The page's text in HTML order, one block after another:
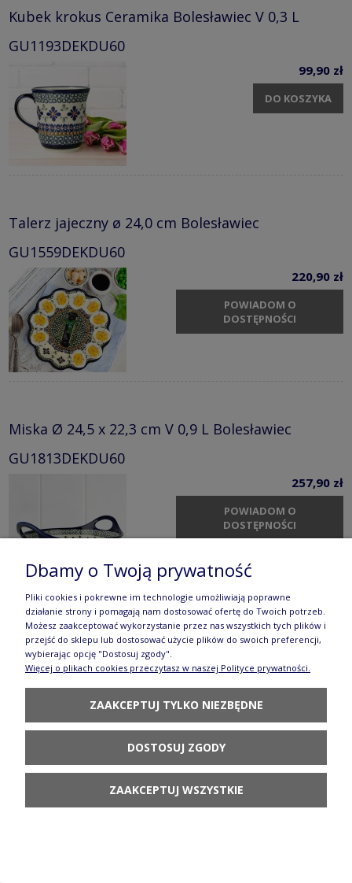
Kubek krokus Ceramika Bolesławiec V 0,3 L
GU1193DEKDU60
99,90 zł
DO KOSZYKA
Talerz jajeczny ø 24,0 cm Bolesławiec
GU1559DEKDU60
220,90 zł
POWIADOM O
DOSTĘPNOŚCI
Miska Ø 24,5 x 22,3 cm V 0,9 L Bolesławiec
GU1813DEKDU60
257,90 zł
POWIADOM O
DOSTĘPNOŚCI
Krzyż 19,5 x 11,8 cm GD1089DEKDU60
POWIADOM O
DOSTĘPNOŚCI
Filiżanka i spodek Ceramika Bolesławiec V 0,11 L
Dbamy o Twoją prywatność
Pliki cookies i pokrewne im technologie umożliwiają poprawne
działanie strony i pomagają nam dostosować ofertę do Twoich potrzeb.
Możesz zaakceptować wykorzystanie przez nas wszystkich tych plików i
przejść do sklepu lub dostosować użycie plików do swoich preferencji,
wybierając opcję "Dostosuj zgody".
Więcej o plikach cookies przeczytasz w naszej Polityce prywatności.
ZAAKCEPTUJ TYLKO NIEZBĘDNE
DOSTOSUJ ZGODY
ZAAKCEPTUJ WSZYSTKIE